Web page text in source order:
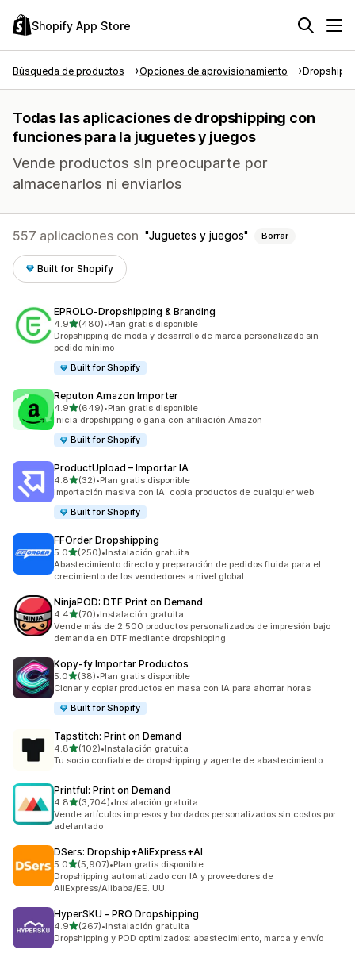
Shopify App Store
Búsqueda de productos Opciones de aprovisionamiento
Todas las aplicaciones de dropshipping con
funciones para la juguetes y juegos
Vende productos sin preocuparte por
almacenarlos ni enviarlos
557 aplicaciones con Juguetes y juegos Borrar
Built for Shopify
EPROLO‑Dropshipping & Branding
4.9de 5 estrellas
(480)
480 reseñas en total
•Plan gratis disponible
Dropshipping de moda y desarrollo de marca personalizado sin
pedido mínimo
Built for Shopify
Reputon Amazon Importer
4.9de 5 estrellas
(649)
649 reseñas en total
•Plan gratis disponible
Inicia dropshipping o gana con afiliación Amazon
Built for Shopify
ProductUpload – Importar IA
4.8de 5 estrellas
(32)
32 reseñas en total
•Plan gratis disponible
Importación masiva con IA: copia productos de cualquier web
Built for Shopify
FFOrder Dropshipping
5.0de 5 estrellas
(250)
250 reseñas en total
•Instalación gratuita
Abastecimiento directo y preparación de pedidos fluida para el
crecimiento de los vendedores a nivel global
NinjaPOD: DTF Print on Demand
4.4de 5 estrellas
(70)
70 reseñas en total
•Instalación gratuita
Vende más de 2.500 productos personalizados de impresión bajo
demanda en DTF mediante dropshipping
Kopy‑fy Importar Productos
5.0de 5 estrellas
(38)
38 reseñas en total
•Plan gratis disponible
Clonar y copiar productos en masa con IA para ahorrar horas
Built for Shopify
Tapstitch: Print on Demand
4.8de 5 estrellas
(102)
102 reseñas en total
•Instalación gratuita
Tu socio confiable de dropshipping y agente de abastecimiento
Printful: Print on Demand
4.8de 5 estrellas
(3,704)
3704 reseñas en total
•Instalación gratuita
Vende artículos impresos y bordados personalizados sin costos por
adelantado
DSers: Dropship+AliExpress+AI
5.0de 5 estrellas
(5,907)
5907 reseñas en total
•Plan gratis disponible
Dropshipping automatizado con IA y proveedores de
AliExpress/Alibaba/EE. UU.
HyperSKU ‑ PRO Dropshipping
4.9de 5 estrellas
(267)
267 reseñas en total
•Instalación gratuita
Dropshipping y POD optimizados: abastecimiento, marca y envío